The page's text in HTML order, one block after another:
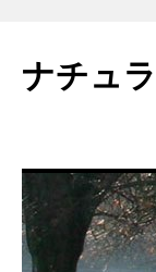
ナチュ